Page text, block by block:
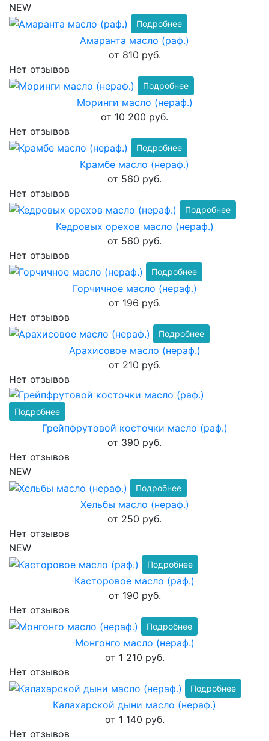
NEW
Подробнее
Амаранта масло (раф.)
от 810 руб.
Нет отзывов
Подробнее
Моринги масло (нераф.)
от 10 200 руб.
Нет отзывов
Подробнее
Крамбе масло (нераф.)
от 560 руб.
Нет отзывов
Подробнее
Кедровых орехов масло (нераф.)
от 560 руб.
Нет отзывов
Подробнее
Горчичное масло (нераф.)
от 196 руб.
Нет отзывов
Подробнее
Арахисовое масло (нераф.)
от 210 руб.
Нет отзывов
Подробнее
Грейпфрутовой косточки масло (раф.)
от 390 руб.
Нет отзывов
NEW
Подробнее
Хельбы масло (нераф.)
от 250 руб.
Нет отзывов
NEW
Подробнее
Касторовое масло (раф.)
от 190 руб.
Нет отзывов
Подробнее
Монгонго масло (нераф.)
от 1 210 руб.
Нет отзывов
Подробнее
Калахарской дыни масло (нераф.)
от 1 140 руб.
Нет отзывов